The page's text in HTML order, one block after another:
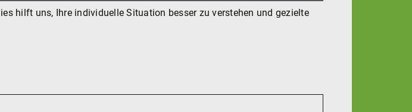
hilft uns, Ihre individuelle Situation besser zu verstehen und gezielte